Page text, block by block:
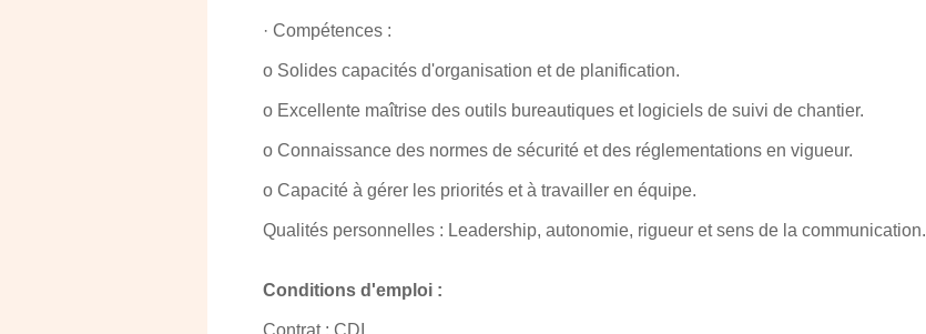
· Compétences :
o Solides capacités d'organisation et de planification.
o Excellente maîtrise des outils bureautiques et logiciels de suivi de chantier.
o Connaissance des normes de sécurité et des réglementations en vigueur.
o Capacité à gérer les priorités et à travailler en équipe.
Qualités personnelles : Leadership, autonomie, rigueur et sens de la communication.
Conditions d'emploi :
Contrat : CDI